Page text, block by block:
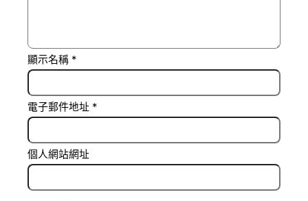
顯示名稱 *
電子郵件地址 *
個人網站網址